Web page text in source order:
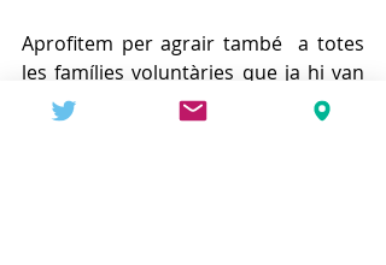
Aprofitem per agrair també  a totes
les famílies voluntàries que ja hi van
participar al curs passat!